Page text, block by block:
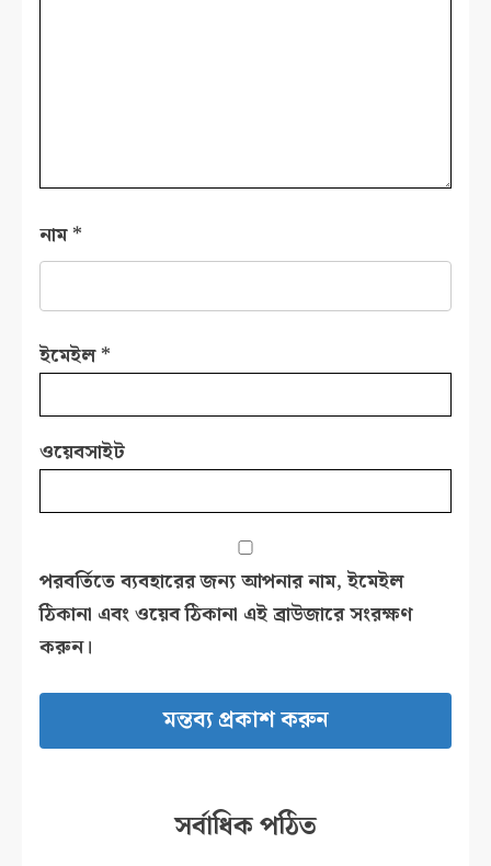
নাম*
ইমেইল*
ওয়েবসাইট
পরবর্তিতে ব্যবহারের জন্য আপনার নাম, ইমেইল
ঠিকানা এবং ওয়েব ঠিকানা এই ব্রাউজারে সংরক্ষণ
করুন।
সর্বাধিক পঠিত